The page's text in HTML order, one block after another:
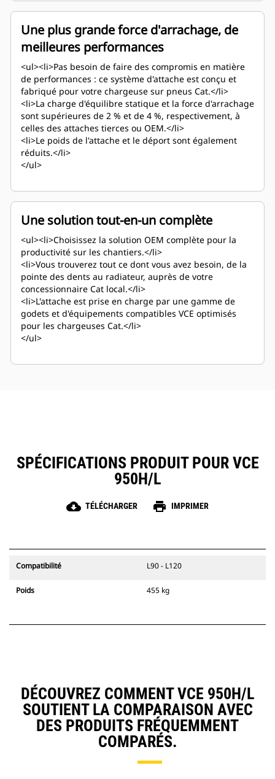
Une plus grande force d'arrachage, de
meilleures performances
<ul><li>Pas besoin de faire des compromis en matière
de performances : ce système d'attache est conçu et
fabriqué pour votre chargeuse sur pneus Cat.</li>
<li>La charge d'équilibre statique et la force d'arrachage
sont supérieures de 2 % et de 4 %, respectivement, à
celles des attaches tierces ou OEM.</li>
<li>Le poids de l'attache et le déport sont également
réduits.</li>
</ul>
Une solution tout-en-un complète
<ul><li>Choisissez la solution OEM complète pour la
productivité sur les chantiers.</li>
<li>Vous trouverez tout ce dont vous avez besoin, de la
pointe des dents au radiateur, auprès de votre
concessionnaire Cat local.</li>
<li>L'attache est prise en charge par une gamme de
godets et d'équipements compatibles VCE optimisés
pour les chargeuses Cat.</li>
</ul>
SPÉCIFICATIONS PRODUIT POUR VCE
950H/L
cloud_download TÉLÉCHARGER print IMPRIMER
Compatibilité L90 - L120
Poids 455 kg
DÉCOUVREZ COMMENT VCE 950H/L
SOUTIENT LA COMPARAISON AVEC
DES PRODUITS FRÉQUEMMENT
COMPARÉS.